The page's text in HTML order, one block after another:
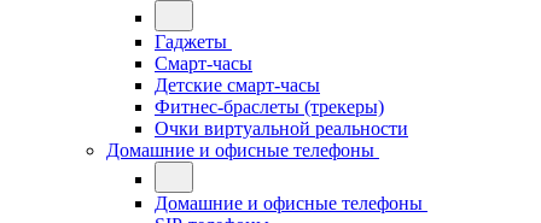
Гаджеты
Смарт-часы
Детские смарт-часы
Фитнес-браслеты (трекеры)
Очки виртуальной реальности
Домашние и офисные телефоны
Домашние и офисные телефоны